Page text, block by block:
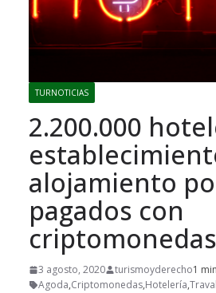
TURNOTICIAS
2.200.000
alojamiento
pagados con
criptomonedas
3 agosto, 2020 turismoyderecho1
Agoda,Criptomonedas,Hotelería,